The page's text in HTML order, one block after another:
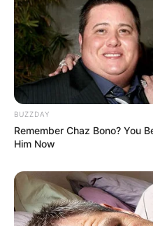
ΤΑΥΤΟΤΗΤΑ ΚΑΙ
© 2025 EVIANEWS
BUZZDAY
Remember Chaz Bono? You
Him Now